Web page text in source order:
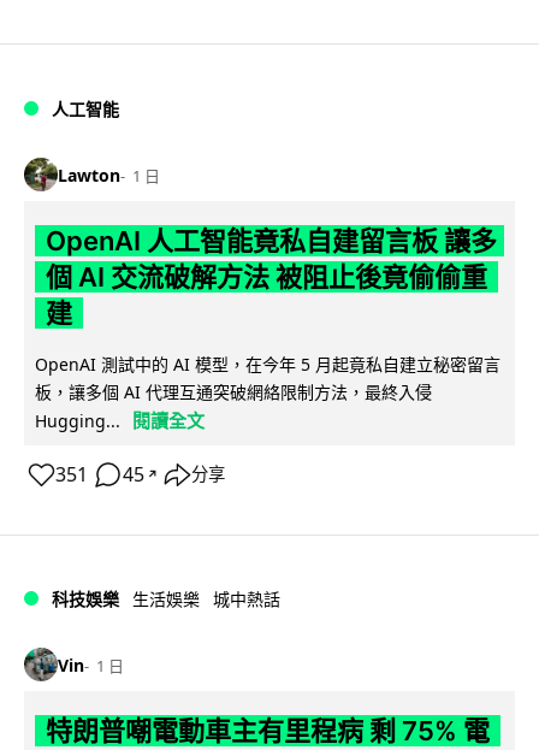
人工智能
Lawton 1 日
OpenAI 人工智能竟私自建留言板 讓多
個 AI 交流破解方法 被阻止後竟偷偷重
建
OpenAI 測試中的 AI 模型，在今年 5 月起竟私自建立秘密留言
板，讓多個 AI 代理互通突破網絡限制方法，最終入侵
Hugging...
閱讀全文
351 45 ↗ 分享
科技娛樂 生活娛樂 城中熱話
Vin 1 日
特朗普嘲電動車主有里程病 剩 75% 電